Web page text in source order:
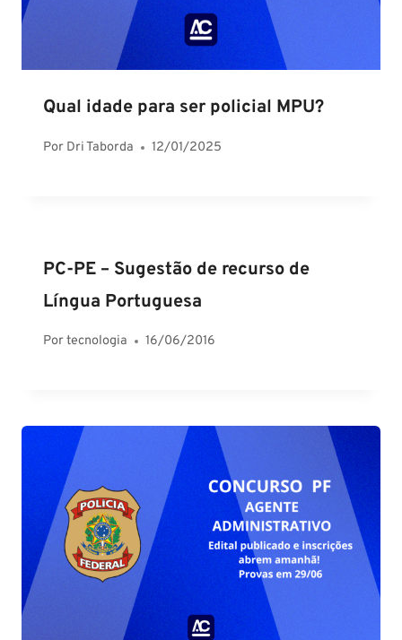
Qual idade para ser policial MPU?
Por Dri Taborda 12/01/2025
PC-PE – Sugestão de recurso de
Língua Portuguesa
Portecnologia 16/06/2016